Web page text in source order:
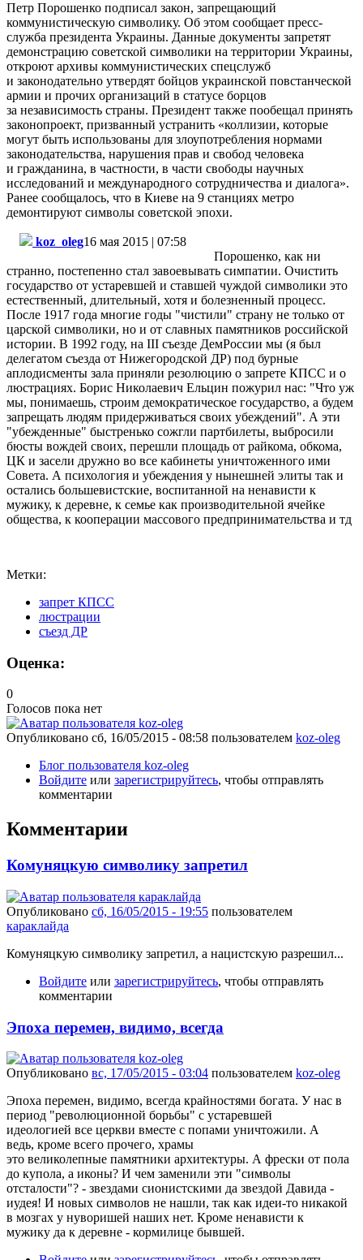
Петр Порошенко подписал закон, запрещающий
коммунистическую символику. Об этом сообщает пресс-
служба президента Украины. Данные документы запретят
демонстрацию советской символики на территории Украины,
откроют архивы коммунистических спецслужб
и законодательно утвердят бойцов украинской повстанческой
армии и прочих организаций в статусе борцов
за независимость страны. Президент также пообещал принять
законопроект, призванный устранить «коллизии, которые
могут быть использованы для злоупотребления нормами
законодательства, нарушения прав и свобод человека
и гражданина, в частности, в части свободы научных
исследований и международного сотрудничества и диалога».
Ранее сообщалось, что в Киеве на 9 станциях метро
демонтируют символы советской эпохи.
koz_oleg16 мая 2015 | 07:58
Порошенко, как ни
странно, постепенно стал завоевывать симпатии. Очистить
государство от устаревшей и ставшей чуждой символики это
естественный, длительный, хотя и болезненный процесс.
После 1917 года многие годы "чистили" страну не только от
царской символики, но и от славных памятников российской
истории. В 1992 году, на III съезде ДемРоссии мы (я был
делегатом съезда от Нижегородской ДР) под бурные
аплодисменты зала приняли резолюцию о запрете КПСС и о
люстрациях. Борис Николаевич Ельцин пожурил нас: "Что уж
мы, понимаешь, строим демократическое государство, а будем
запрещать людям придерживаться своих убеждений". А эти
"убежденные" быстренько сожгли партбилеты, выбросили
бюсты вождей своих, перешли площадь от райкома, обкома,
ЦК и засели дружно во все кабинеты уничтоженного ими
Совета. А психология и убеждения у нынешней элиты так и
остались большевистские, воспитанной на ненависти к
мужику, к деревне, к семье как производительной ячейке
общества, к кооперации массового предпринимательства и тд
Метки:
запрет КПСС
люстрации
съезд ДР
Оценка:
0
Голосов пока нет
Опубликовано сб, 16/05/2015 - 08:58 пользователем koz-oleg
Блог пользователя koz-oleg
Войдите или зарегистрируйтесь, чтобы отправлять
комментарии
Комментарии
Комуняцкую символику запретил
Опубликовано сб, 16/05/2015 - 19:55 пользователем
караклайда
Комуняцкую символику запретил, а нацистскую разрешил...
Войдите или зарегистрируйтесь, чтобы отправлять
комментарии
Эпоха перемен, видимо, всегда
Опубликовано вс, 17/05/2015 - 03:04 пользователем koz-oleg
Эпоха перемен, видимо, всегда крайностями богата. У нас в
период "революционной борьбы" с устаревшей
идеологией все церкви вместе с попами уничтожили. А
ведь, кроме всего прочего, храмы
это великолепные памятники архитектуры. А фрески от пола
до купола, а иконы? И чем заменили эти "символы
отсталости"? - звездами сионистскими да звездой Давида -
иудея! И новых символов не нашли, так как идеи-то никакой
в мозгах у нуворишей наших нет. Кроме ненависти к
мужику да к деревне - кормилице бывшей.